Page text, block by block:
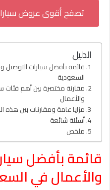
تصفح أقوى عروض
الدليل
قائمة بأفضل سيارات التوصيل
السعودية
مقارنة مختصرة بين أهم فئات
والأعمال
مزايا عامة ومقارنات بين هذه
أسئلة شائعة
ملخص
قائمة بأفضل
والأعمال في